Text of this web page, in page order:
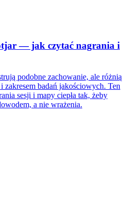
— jak czytać nagrania i
podobne zachowanie, ale różnią
zakresem badań jakościowych. Ten
sesji i mapy ciepła tak, żeby
a nie wrażenia.